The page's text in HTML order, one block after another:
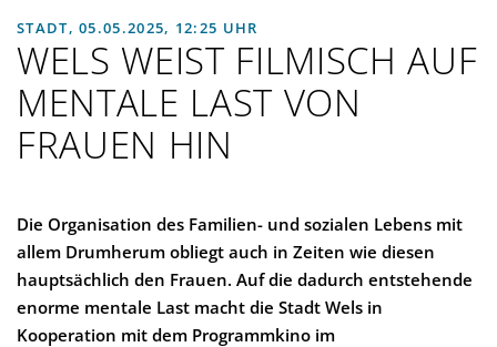
t
s
e
t
n
a
v
t
i
o
n
l
t
e
l
i
STADT,05.05.2025, 12:25 UHR
WELS WEIST FILMISCH AUF
MENTALE LAST VON
FRAUEN HIN
Die Organisation des Familien- und sozialen Lebens mit
allem Drumherum obliegt auch in Zeiten wie diesen
hauptsächlich den Frauen. Auf die dadurch entstehende
enorme mentale Last macht die Stadt Wels in
Kooperation mit dem Programmkino im